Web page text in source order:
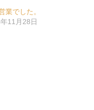
業でした。
11月28日